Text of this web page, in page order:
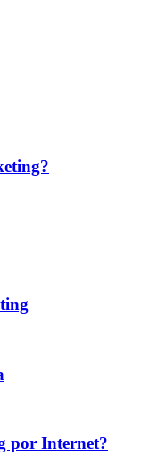
por Internet?